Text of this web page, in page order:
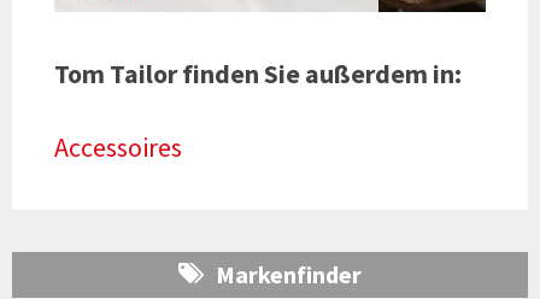
Tom Tailor finden Sie außerdem in:
Accessoires
Markenfinder